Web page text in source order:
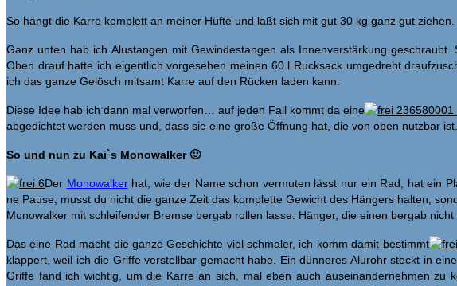
So hängt die Karre komplett an meiner Hüfte und läßt sich mit gut 30 kg ganz gut
Ganz unten hab ich Alustangen mit Gewindestangen als Innenverstärkung
Oben drauf hatte ich eigentlich vorgesehen meinen 60 l Rucksack umgedreht
ich das ganze Gelösch mitsamt Karre auf den Rücken laden kann.
Diese Idee hab ich dann mal verworfen… auf jeden Fall kommt da eine
abgedichtet werden muss und, dass sie eine große Öffnung hat, die von oben nutzbar
So und nun zu Kai`s Monowalker 🙂
Der Monowalkerhat, wie der Name schon vermuten lässt nur ein Rad, hat ein
ne Pause, musst du nicht die ganze Zeit das komplette Gewicht des Hängers halten,
Monowalker mit schleifender Bremse bergab rollen lasse. Hänger, die einen bergab
Das eine Rad macht die ganze Geschichte viel schmaler, ich komm damit bestimmt
klappert, weil ich die Griffe verstellbar gemacht habe. Ein dünneres Alurohr steckt in
Griffe fand ich wichtig, um die Karre an sich, mal eben auch auseinandernehmen